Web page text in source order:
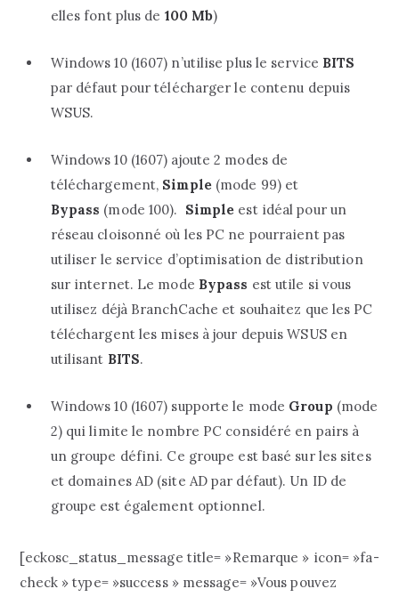
elles font plus de 100 Mb)
Windows 10 (1607) n’utilise plus le service BITS
par défaut pour télécharger le contenu depuis
WSUS.
Windows 10 (1607) ajoute 2 modes de
téléchargement, Simple(mode 99) et
Bypass (mode 100). Simple est idéal pour un
réseau cloisonné où les PC ne pourraient pas
utiliser le service d’optimisation de distribution
sur internet. Le mode Bypass est utile si vous
utilisez déjà BranchCache et souhaitez que les PC
téléchargent les mises à jour depuis WSUS en
utilisant BITS.
Windows 10 (1607) supporte le mode Group (mode
2) qui limite le nombre PC considéré en pairs à
un groupe défini. Ce groupe est basé sur les sites
et domaines AD (site AD par défaut). Un ID de
groupe est également optionnel.
[eckosc_status_message title= »Remarque » icon= »fa-
check » type= »success » message= »Vous pouvez